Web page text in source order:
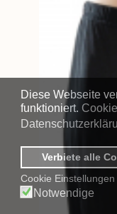
Diese Webseite
funktioniert.
Verbiete alle
Cookie Einstellungen
Notwendige